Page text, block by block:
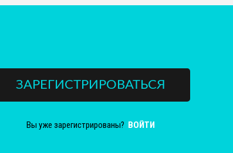
ЗАРЕГИСТРИРОВАТЬСЯ
Вы уже зарегистрированы? ВОЙТИ